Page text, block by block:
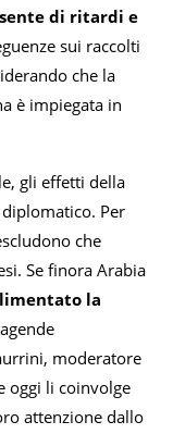
di ritardi e
sui raccolti
che la
è impiegata in
gli effetti della
Per
che
Se finora Arabia
la
moderatore
oggi li coinvolge
attenzione dallo